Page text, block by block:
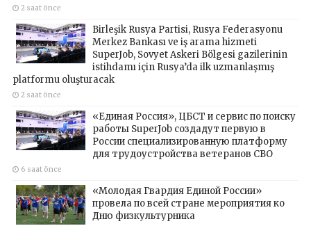
2 saat önce
Birleşik Rusya Partisi, Rusya Federasyonu
Merkez Bankası ve iş arama hizmeti
SuperJob, Sovyet Askeri Bölgesi gazilerinin
istihdamı için Rusya’da ilk uzmanlaşmış
platformu oluşturacak
2 saat önce
«Единая Россия», ЦБСТ и сервис по поиску
работы SuperJob создадут первую в
России специализированную платформу
для трудоустройства ветеранов СВО
6 saat önce
«Молодая Гвардия Единой России»
провела по всей стране мероприятия ко
Дню физкультурника